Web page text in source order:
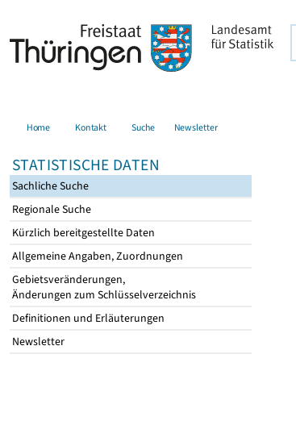
Home Kontakt Suche Newsletter
STATISTISCHE DATEN
Sachliche Suche
Regionale Suche
Kürzlich bereitgestellte Daten
Allgemeine Angaben, Zuordnungen
Gebietsveränderungen,
Änderungen zum Schlüsselverzeichnis
Definitionen und Erläuterungen
Newsletter